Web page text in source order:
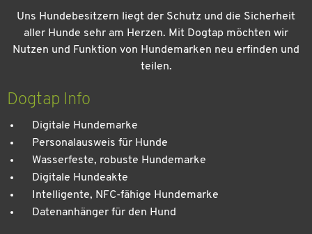
Uns Hundebesitzern liegt der Schutz und die Sicherheit
aller Hunde sehr am Herzen. Mit Dogtap möchten wir
Nutzen und Funktion von Hundemarken neu erfinden und
teilen.
Dogtap Info
Digitale Hundemarke
Personalausweis für Hunde
Wasserfeste, robuste Hundemarke
Digitale Hundeakte
Intelligente, NFC-fähige Hundemarke
Datenanhänger für den Hund